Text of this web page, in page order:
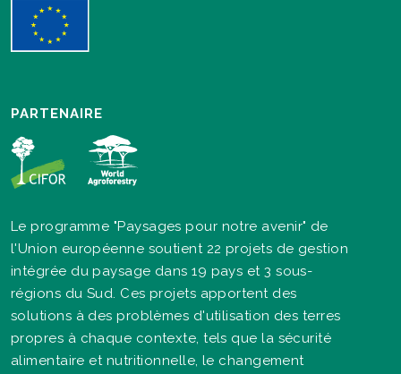
PARTENAIRE
Le programme "Paysages pour notre avenir" de
l'Union européenne soutient 22 projets de gestion
intégrée du paysage dans 19 pays et 3 sous-
régions du Sud. Ces projets apportent des
solutions à des problèmes d'utilisation des terres
propres à chaque contexte, tels que la sécurité
alimentaire et nutritionnelle, le changement